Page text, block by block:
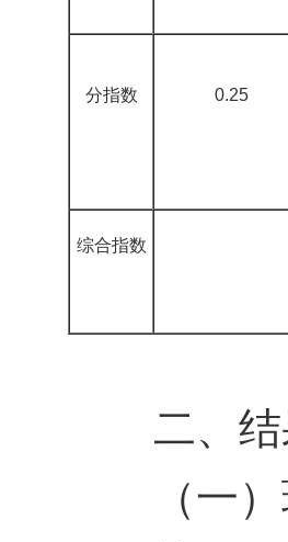
分指数 0.25
综合指数
二、结
（一）